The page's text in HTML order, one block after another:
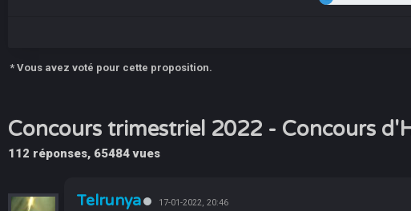
* Vous avez voté pour cette proposition.
Concours trimestriel 2022 - Concours
112 réponses, 65484 vues
Telrunya 17-01-2022, 20:46